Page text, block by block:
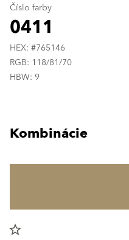
Číslo farby
0411
HEX: #765146
RGB: 118/81/70
HBW: 9
Kombinácie
star_border